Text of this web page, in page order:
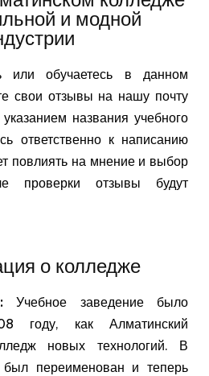
и модной
или обучаетесь в данном
свои отзывы на нашу почту
названия учебного
ответственно к написанию
повлиять на мнение и выбор
проверки отзывы будут
о колледже
Учебное заведение было
году, как Алматинский
новых технологий. В
переименован и теперь